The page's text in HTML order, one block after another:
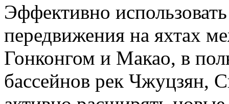
Эффективно
передвижения на яхтах
Гонконгом и Макао, в
бассейнов рек Чжуцзян,